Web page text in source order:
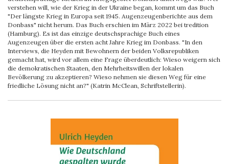
verstehen will, wie der Krieg in der Ukraine began, kommt um das Buch
"Der längste Krieg in Europa seit 1945. Augenzeugenberichte aus dem
Donbass" nicht herum. Das Buch erschien im März 2022 bei tredition
(Hamburg). Es ist das einzige deutschsprachige Buch eines
Augenzeugen über die ersten acht Jahre Krieg im Donbass. "In den
Interviews, die Heyden mit Bewohnern der beiden Volksrepubliken
gemacht hat, wird vor allem eine Frage überdeutlich: Wieso weigern sich
die demokratischen Staaten, den Mehrheitswillen der lokalen
Bevölkerung zu akzeptieren? Wieso nehmen sie diesen Weg für eine
friedliche Lösung nicht an?" (Katrin McClean, Schriftstellerin).